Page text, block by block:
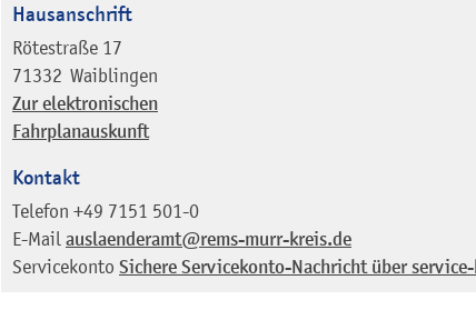
Hausanschrift
Rötestraße 17
71332 Waiblingen
Zur elektronischen
Fahrplanauskunft
Kontakt
Telefon +49 7151 501-0
E-Mail auslaenderamt@rems-murr-kreis.de
Servicekonto Sichere Servicekonto-Nachricht über